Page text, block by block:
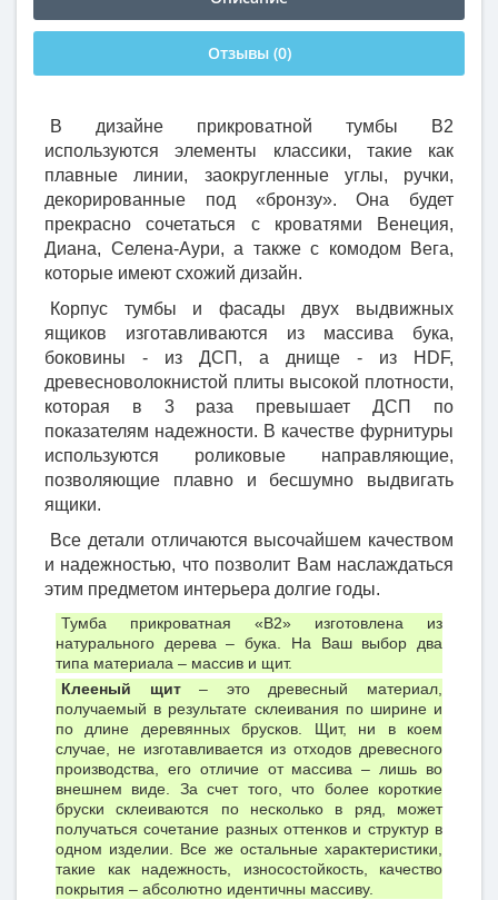
Отзывы (0)
В дизайне прикроватной тумбы В2
используются элементы классики, такие как
плавные линии, заокругленные углы, ручки,
декорированные под «бронзу». Она будет
прекрасно сочетаться с кроватями Венеция,
Диана, Селена-Аури, а также с комодом Вега,
которые имеют схожий дизайн.
Корпус тумбы и фасады двух выдвижных
ящиков изготавливаются из массива бука,
боковины - из ДСП, а днище - из HDF,
древесноволокнистой плиты высокой плотности,
которая в 3 раза превышает ДСП по
показателям надежности. В качестве фурнитуры
используются роликовые направляющие,
позволяющие плавно и бесшумно выдвигать
ящики.
Все детали отличаются высочайшем качеством
и надежностью, что позволит Вам наслаждаться
этим предметом интерьера долгие годы.
Тумба прикроватная «В2» изготовлена из
натурального дерева – бука. На Ваш выбор два
типа материала – массив и щит.
Клееный щит– это древесный материал,
получаемый в результате склеивания по ширине и
по длине деревянных брусков. Щит, ни в коем
случае, не изготавливается из отходов древесного
производства, его отличие от массива – лишь во
внешнем виде. За счет того, что более короткие
бруски склеиваются по несколько в ряд, может
получаться сочетание разных оттенков и структур в
одном изделии. Все же остальные характеристики,
такие как надежность, износостойкость, качество
покрытия – абсолютно идентичны массиву.